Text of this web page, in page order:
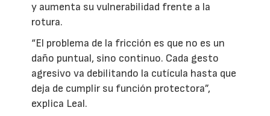
y aumenta su vulnerabilidad frente a la
rotura.
“El problema de la fricción es que no es un
daño puntual, sino continuo. Cada gesto
agresivo va debilitando la cutícula hasta que
deja de cumplir su función protectora”,
explica Leal.